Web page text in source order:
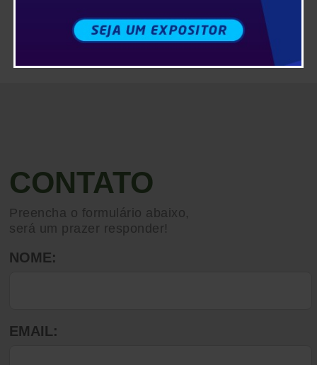
CONTATO
Preencha o formulário abaixo,
será um prazer responder!
NOME:
EMAIL: